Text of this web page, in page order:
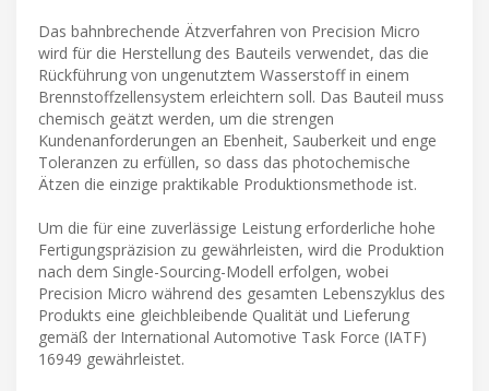
Das bahnbrechende Ätzverfahren von Precision Micro
wird für die Herstellung des Bauteils verwendet, das die
Rückführung von ungenutztem Wasserstoff in einem
Brennstoffzellensystem erleichtern soll. Das Bauteil muss
chemisch geätzt werden, um die strengen
Kundenanforderungen an Ebenheit, Sauberkeit und enge
Toleranzen zu erfüllen, so dass das photochemische
Ätzen die einzige praktikable Produktionsmethode ist.
Um die für eine zuverlässige Leistung erforderliche hohe
Fertigungspräzision zu gewährleisten, wird die Produktion
nach dem Single-Sourcing-Modell erfolgen, wobei
Precision Micro während des gesamten Lebenszyklus des
Produkts eine gleichbleibende Qualität und Lieferung
gemäß der International Automotive Task Force (IATF)
16949 gewährleistet.